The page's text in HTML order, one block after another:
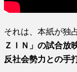
それは、本紙が独
ＺＩＮ」の試合放
反社会勢力との手